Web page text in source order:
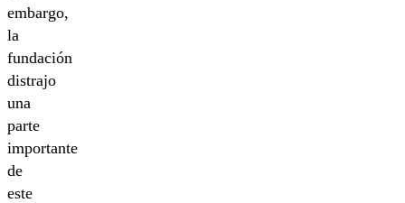
embargo,
la
fundación
distrajo
una
parte
importante
de
este